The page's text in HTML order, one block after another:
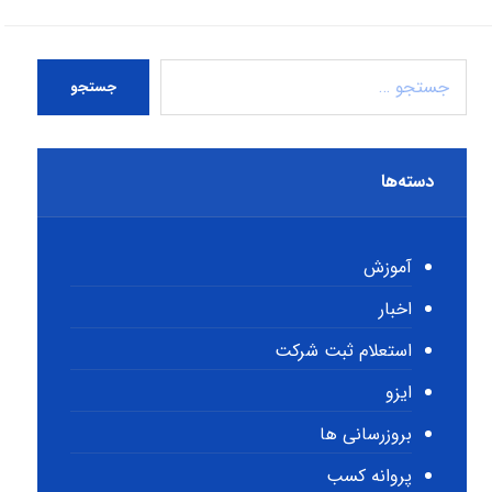
جستجو
دسته‌ها
آموزش
اخبار
استعلام ثبت شرکت
ایزو
بروزرسانی ها
پروانه کسب